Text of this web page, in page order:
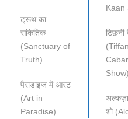
ट्रूथ का
सांकेतिक
(Sanctuary of
Truth)
पैराडाइज में आरट
(Art in
Paradise)
Kaan
टिफ़नी
Show)
शो